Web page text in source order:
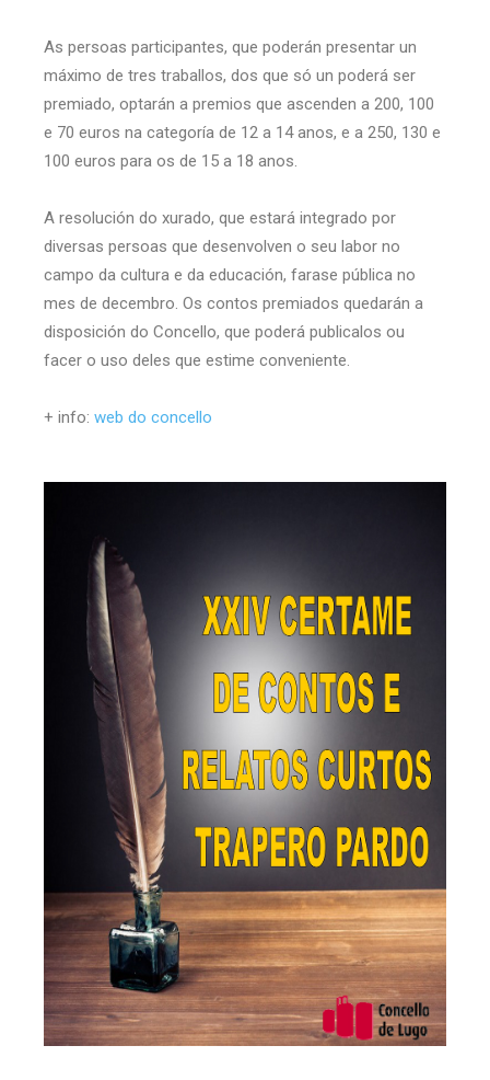
As persoas participantes, que poderán presentar un
máximo de tres traballos, dos que só un poderá ser
premiado, optarán a premios que ascenden a 200, 100
e 70 euros na categoría de 12 a 14 anos, e a 250, 130 e
100 euros para os de 15 a 18 anos.
A resolución do xurado, que estará integrado por
diversas persoas que desenvolven o seu labor no
campo da cultura e da educación, farase pública no
mes de decembro. Os contos premiados quedarán a
disposición do Concello, que poderá publicalos ou
facer o uso deles que estime conveniente.
+ info: web do concello